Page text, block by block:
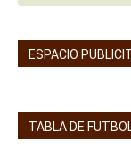
ESPACIO
TABLA DE